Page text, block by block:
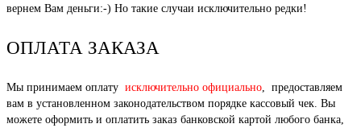
вернем Вам деньги:-) Но такие случаи исключительно редки!
ОПЛАТА ЗАКАЗА
Мы принимаем оплату исключительно официально, предоставляем
вам в установленном законодательством порядке кассовый чек. Вы
можете оформить и оплатить заказ банковской картой любого банка,